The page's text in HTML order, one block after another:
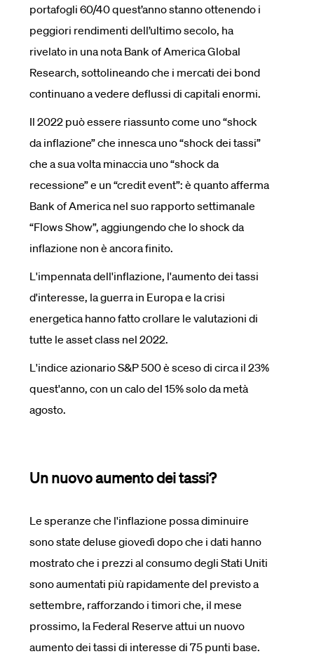
portafogli 60/40 quest’anno stanno ottenendo i
peggiori rendimenti dell’ultimo secolo, ha
rivelato in una nota Bank of America Global
Research, sottolineando che i mercati dei bond
continuano a vedere deflussi di capitali enormi.
Il 2022 può essere riassunto come uno “shock
da inflazione” che innesca uno “shock dei tassi”
che a sua volta minaccia uno “shock da
recessione” e un “credit event”: è quanto afferma
Bank of America nel suo rapporto settimanale
“Flows Show”, aggiungendo che lo shock da
inflazione non è ancora finito.
L'impennata dell'inflazione, l'aumento dei tassi
d'interesse, la guerra in Europa e la crisi
energetica hanno fatto crollare le valutazioni di
tutte le asset class nel 2022.
L'indice azionario S&P 500 è sceso di circa il 23%
quest'anno, con un calo del 15% solo da metà
agosto.
Un nuovo aumento dei tassi?
Le speranze che l'inflazione possa diminuire
sono state deluse giovedì dopo che i dati hanno
mostrato che i prezzi al consumo degli Stati Uniti
sono aumentati più rapidamente del previsto a
settembre, rafforzando i timori che, il mese
prossimo, la Federal Reserve attui un nuovo
aumento dei tassi di interesse di 75 punti base.